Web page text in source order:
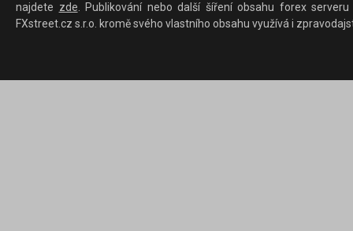
najdete zde. Publikování nebo další šíření obsahu forex
FXstreet.cz s.r.o. kromě svého vlastního obsahu využívá i